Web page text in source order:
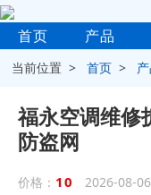
首页 产品
当前位置 >首页 >
福永空调维修
防盗网
价格： 10 2026-08-